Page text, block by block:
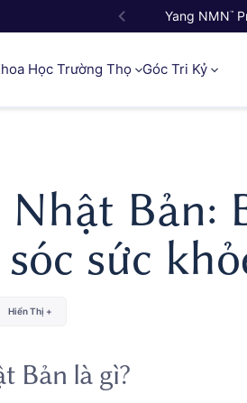
Yang NMN™
Học Trường Thọ Góc Tri Kỷ
Bản:
sức
Hiển Thị +
Bản là gì?